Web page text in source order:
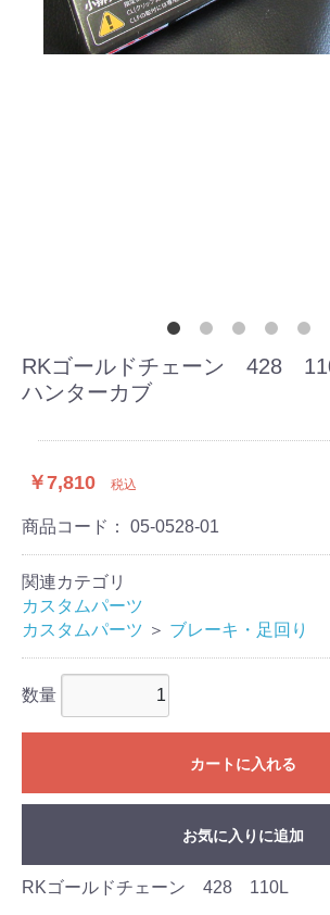
RKゴールドチェーン 428
ハンターカブ
￥7,810 税込
商品コード： 05-0528-01
関連カテゴリ
カスタムパーツ
カスタムパーツ ＞ ブレーキ・足回り
数量
カートに入れる
お気に入りに追加
RKゴールドチェーン 428 110L